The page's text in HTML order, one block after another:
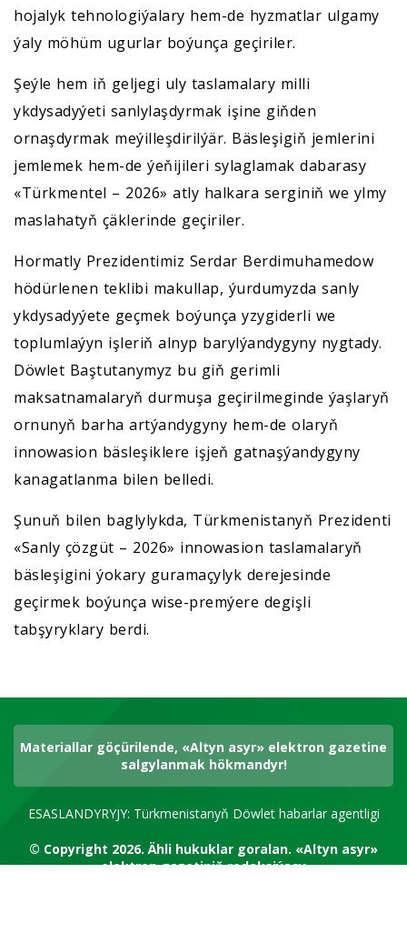
hojalyk tehnologiýalary hem-de hyzmatlar ulgamy
ýaly möhüm ugurlar boýunça geçiriler.
Şeýle hem iň geljegi uly taslamalary milli
ykdysadyýeti sanlylaşdyrmak işine giňden
ornaşdyrmak meýilleşdirilýär. Bäsleşigiň jemlerini
jemlemek hem-de ýeňijileri sylaglamak dabarasy
«Türkmentel – 2026» atly halkara serginiň we ylmy
maslahatyň çäklerinde geçiriler.
Hormatly Prezidentimiz Serdar Berdimuhamedow
hödürlenen teklibi makullap, ýurdumyzda sanly
ykdysadyýete geçmek boýunça yzygiderli we
toplumlaýyn işleriň alnyp barylýandygyny nygtady.
Döwlet Baştutanymyz bu giň gerimli
maksatnamalaryň durmuşa geçirilmeginde ýaşlaryň
ornunyň barha artýandygyny hem-de olaryň
innowasion bäsleşiklere işjeň gatnaşýandygyny
kanagatlanma bilen belledi.
Şunuň bilen baglylykda, Türkmenistanyň Prezidenti
«Sanly çözgüt – 2026» innowasion taslamalaryň
bäsleşigini ýokary guramaçylyk derejesinde
geçirmek boýunça wise-premýere degişli
tabşyryklary berdi.
Materiallar göçürilende, «Altyn asyr» elektron gazetine
salgylanmak hökmandyr!
ESASLANDYRYJY: Türkmenistanyň Döwlet habarlar agentligi
© Copyright 2026. Ähli hukuklar goralan. «Altyn asyr»
elektron gazetiniň redaksiýasy